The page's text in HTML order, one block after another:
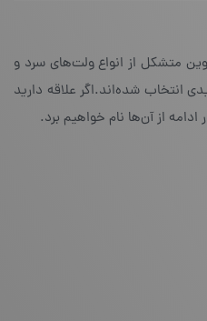
متشکل از انواع ولت‌های سرد و
انتخاب شده‌اند.اگر علاقه دارید
از آن‌ها نام خواهیم برد.